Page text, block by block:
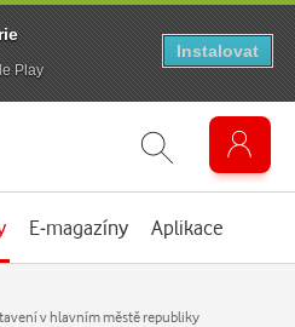
E-magazíny Aplikace
v hlavním městě republiky
Play
Instalovat